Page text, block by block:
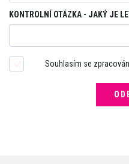
KONTROLNÍ OTÁZKA - JAKÝ JE
Souhlasím se